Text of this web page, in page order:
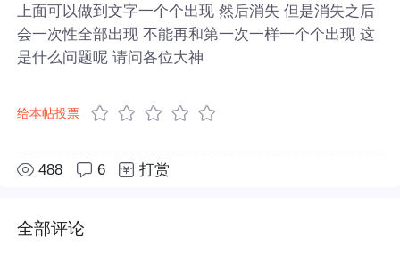
上面可以做到文字一个个出现 然后消失 但是消失之后
会一次性全部出现 不能再和第一次一样一个个出现 这
是什么问题呢 请问各位大神
给本帖投票
488 6 打赏
全部评论